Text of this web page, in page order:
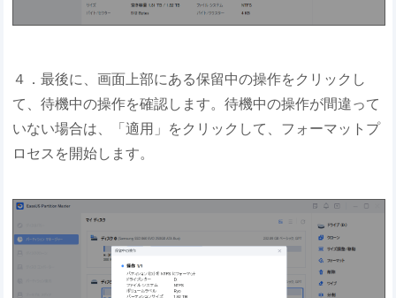
４．最後に、画面上部にある保留中の操作をクリックし
て、待機中の操作を確認します。待機中の操作が間違って
いない場合は、「適用」をクリックして、フォーマットプ
ロセスを開始します。